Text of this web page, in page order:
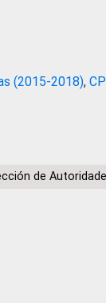
(2015-2018),
de